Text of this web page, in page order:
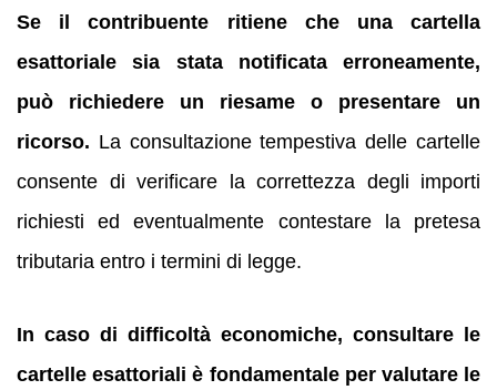
Se il contribuente ritiene che una cartella
esattoriale sia stata notificata erroneamente,
può richiedere un riesame o presentare un
ricorso. La consultazione tempestiva delle cartelle
consente di verificare la correttezza degli importi
richiesti ed eventualmente contestare la pretesa
tributaria entro i termini di legge.
In caso di difficoltà economiche, consultare le
cartelle esattoriali è fondamentale per valutare le